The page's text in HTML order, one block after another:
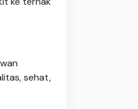
sehat,